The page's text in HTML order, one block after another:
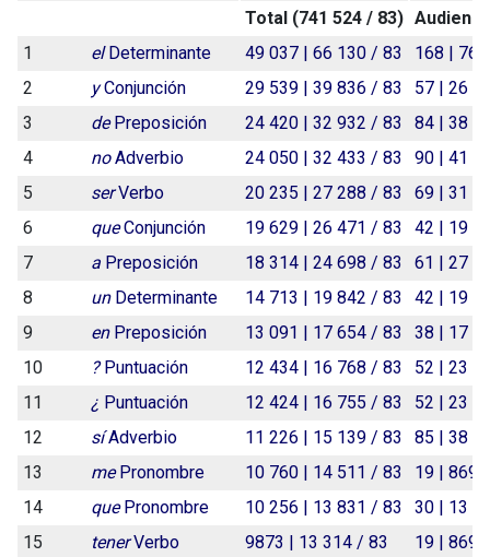
Total (741 524/ 83)
1
elDeterminante 49 037 | 66 130 / 83
168 | 76
2
yConjunción 29 539 | 39 836 / 83
57 | 26
3
dePreposición 24 420 | 32 932 / 83
84 | 38
4
noAdverbio 24 050 | 32 433 / 83
90 | 41
5
serVerbo 20 235 | 27 288 / 83
69 | 31
6
queConjunción 19 629 | 26 471 / 83
42 | 19
7
a Preposición 18 314 | 24 698 / 83
61 | 27
8
un Determinante 14 713 | 19 842 / 83
42 | 19
9
en Preposición 13 091 | 17 654 / 83
38 | 17
10
?Puntuación 12 434 | 16 768 / 83
52 | 23
11
¿ Puntuación 12 424 | 16 755 / 83
52 | 23
12
síAdverbio 11 226 | 15 139 / 83
85 | 38
13
mePronombre 10 760 | 14 511 / 83
19 |
14
quePronombre 10 256 | 13 831 / 83
30 | 13
15
tenerVerbo 9873 | 13 314 / 83
19 |